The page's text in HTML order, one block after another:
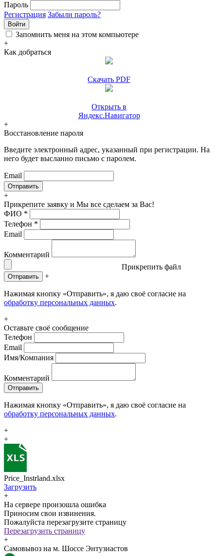
Пароль
Регистрация Забыли пароль?
Войти
Запомнить меня на этом компьютере
+
Как добраться
Скачать PDF
Открыть в
Яндекс.Навигатор
+
Восстановление пароля
Введите электронный адрес, указанный при регистрации. На
него будет высланно письмо с паролем.
Email
+
Прикрепите заявку и Мы все сделаем за Вас!
ФИО *
Телефон *
Email
Комментарий
Прикрепить файл
Отправить +
Нажимая кнопку «Отправить», я даю своё согласие на
обработку персональных данных.
+
Оставьте своё сообщение
Телефон
Email
Имя/Компания
Комментарий
Отправить
Нажимая кнопку «Отправить», я даю своё согласие на
обработку персональных данных.
+
+
Price_Instrland.xlsx
Загрузить
+
На сервере произошла ошибка
Приносим свои извинения.
Пожалуйста перезагрузите страницу
Перезагрузить страницу
+
Самовывоз на м. Шоссе Энтузиастов